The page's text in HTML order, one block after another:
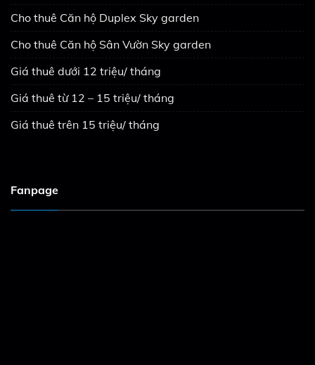
Cho thuê Căn hộ Duplex Sky garden
Cho thuê Căn hộ Sân Vườn Sky garden
Giá thuê dưới 12 triệu/ tháng
Giá thuê từ 12 – 15 triệu/ tháng
Giá thuê trên 15 triệu/ tháng
Fanpage